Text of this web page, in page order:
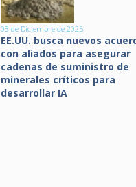
03 de Diciembre de 2025
EE.UU. busca nuevos
con aliados para asegurar
cadenas de suministro de
minerales críticos para
desarrollar IA